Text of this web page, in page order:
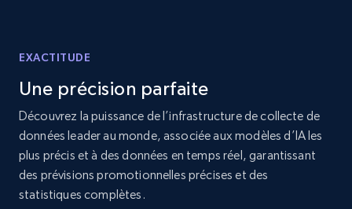
2.1K+
Amazon products global dataset - Collect
Amazon products by seller URL
Title, Seller name, Brand, Description, Initial
EXACTITUDE
Une précision parfaite
Découvrez la puissance de l’infrastructure de collecte de
données leader au monde, associée aux modèles d’IA les
plus précis et à des données en temps réel, garantissant
des prévisions promotionnelles précises et des
statistiques complètes.